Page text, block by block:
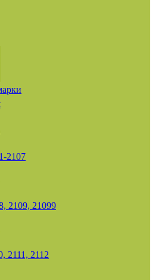
2107
2109, 21099
2111, 2112